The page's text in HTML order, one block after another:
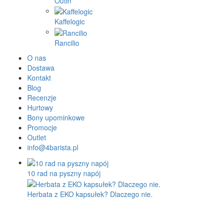
Kaffelogic
Rancilio
O nas
Dostawa
Kontakt
Blog
Recenzje
Hurtowy
Bony upominkowe
Promocje
Outlet
info@4barista.pl
10 rad na pyszny napój
Herbata z EKO kapsułek? Dlaczego nie.